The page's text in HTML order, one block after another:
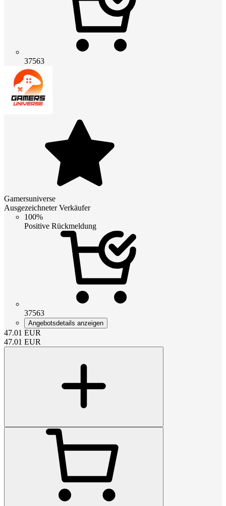
37563
Gamersuniverse
Ausgezeichneter Verkäufer
100%
Positive Rückmeldung
37563
Angebotsdetails anzeigen
47.01 EUR
47.01 EUR